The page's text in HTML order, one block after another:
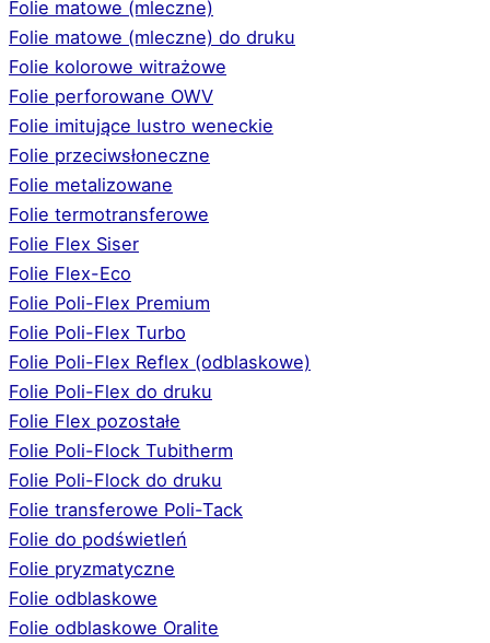
Folie matowe (mleczne)
Folie matowe (mleczne) do druku
Folie kolorowe witrażowe
Folie perforowane OWV
Folie imitujące lustro weneckie
Folie przeciwsłoneczne
Folie metalizowane
Folie termotransferowe
Folie Flex Siser
Folie Flex-Eco
Folie Poli-Flex Premium
Folie Poli-Flex Turbo
Folie Poli-Flex Reflex (odblaskowe)
Folie Poli-Flex do druku
Folie Flex pozostałe
Folie Poli-Flock Tubitherm
Folie Poli-Flock do druku
Folie transferowe Poli-Tack
Folie do podświetleń
Folie pryzmatyczne
Folie odblaskowe
Folie odblaskowe Oralite